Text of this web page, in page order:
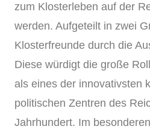
zum Klosterleben auf der
werden. Aufgeteilt in zwei
Klosterfreunde durch die
Diese würdigt die große
als eines der innovativsten
politischen Zentren des
Jahrhundert. Im